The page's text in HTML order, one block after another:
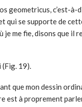
geometricus, c’est-à-
qui se supporte de
me fie, disons que il
(Fig. 19).
que mon dessin
est à proprement